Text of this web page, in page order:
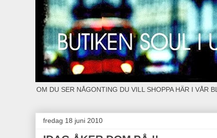
OM DU SER NÅGONTING DU VILL SHOPPA HÄR I VÅR
fredag 18 juni 2010